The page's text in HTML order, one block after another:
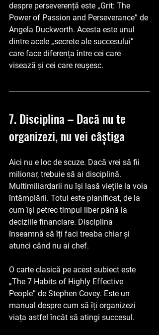
despre perseverență este „Grit: The
Power of Passion and Perseverance” de
Angela Duckworth. Acesta este unul
dintre acele „secrete ale succesului”
care face diferența între cei care
visează și cei care reușesc.
7. Disciplina – Dacă nu te
organizezi, nu vei câștiga
Aici nu e loc de scuze. Dacă vrei să fii
milionar, trebuie să ai disciplină.
Multimiliardarii nu își lasă viețile la voia
întâmplării. Totul este planificat, de la
cum își petrec timpul liber până la
deciziile financiare. Disciplina
înseamnă să îți faci treaba chiar și
atunci când nu ai chef.
O carte clasică pe acest subiect este
„The 7 Habits of Highly Effective
People” de Stephen Covey. Este un
manual despre cum să îți organizezi
viața astfel încât să atingi succesul.